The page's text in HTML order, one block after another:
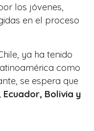
los jóvenes,
en el proceso
ya ha tenido
como
se espera que
Ecuador, Bolivia y